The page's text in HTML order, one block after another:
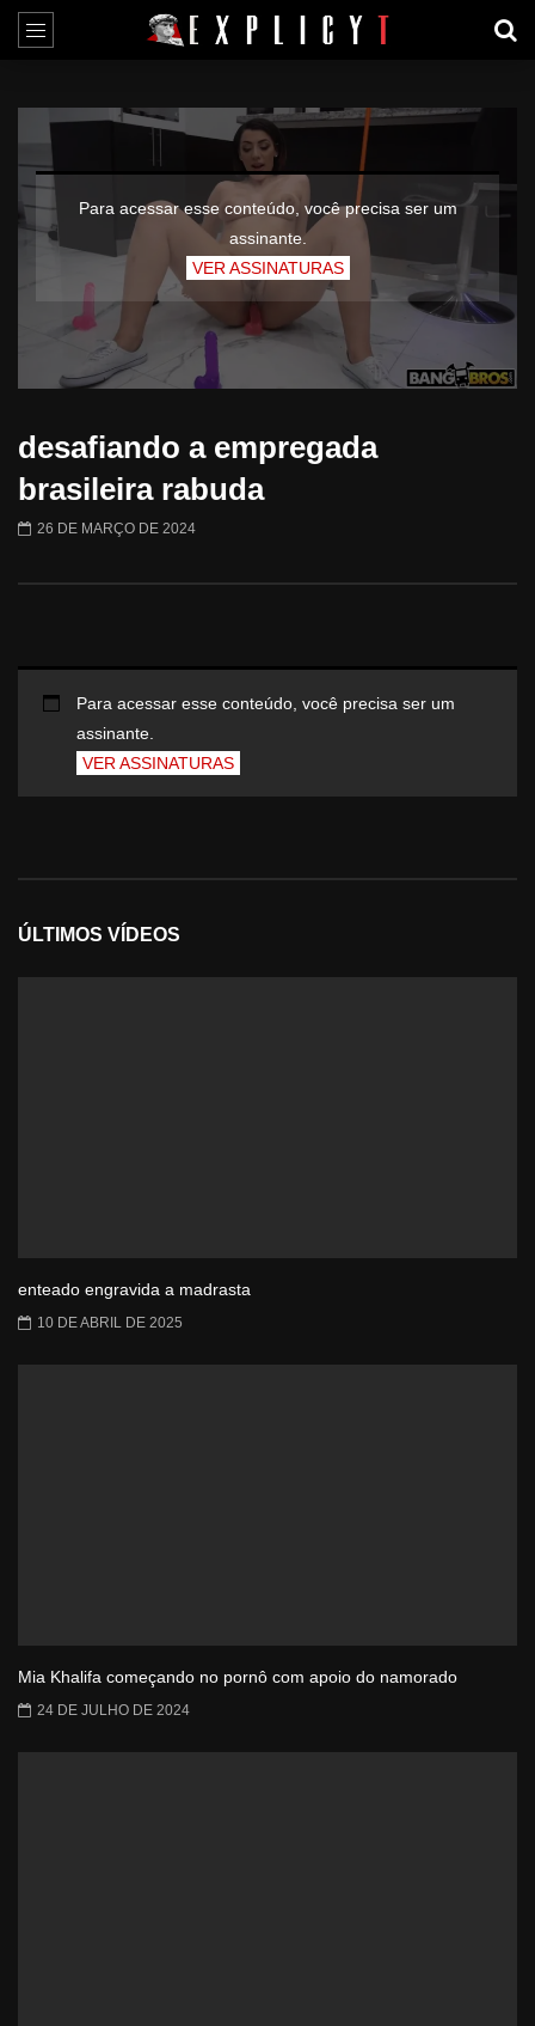
Para acessar esse conteúdo, você precisa ser um
assinante.
VER ASSINATURAS
desafiando a empregada
brasileira rabuda
26 DE MARÇO DE 2024
Para acessar esse conteúdo, você precisa ser um
assinante.
VER ASSINATURAS
ÚLTIMOS VÍDEOS
enteado engravida a madrasta
10 DE ABRIL DE 2025
Mia Khalifa começando no pornô com apoio do namorado
24 DE JULHO DE 2024